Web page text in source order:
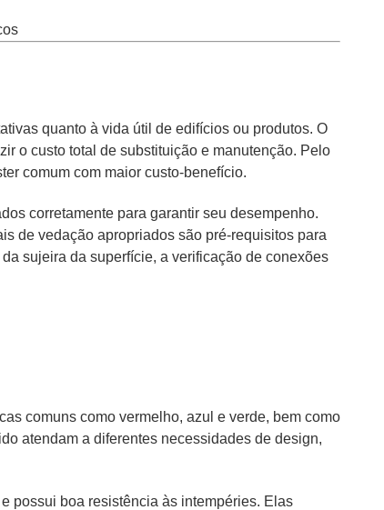
quanto à vida útil de edifícios ou produtos. O
o custo total de substituição e manutenção. Pelo
comum com maior custo-benefício.
corretamente para garantir seu desempenho.
de vedação apropriados são pré-requisitos para
sujeira da superfície, a verificação de conexões
comuns como vermelho, azul e verde, bem como
atendam a diferentes necessidades de design,
possui boa resistência às intempéries. Elas